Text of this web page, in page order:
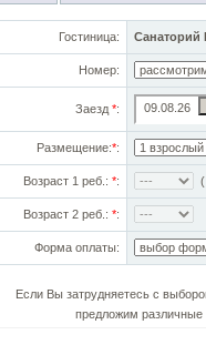
Гостиница: Санаторий
Номер:
Заезд *:
Размещение:*:
Возраст 1 реб.: *:
Возраст 2 реб.: *:
Форма оплаты:
Если Вы затрудняетесь с
предложим различные